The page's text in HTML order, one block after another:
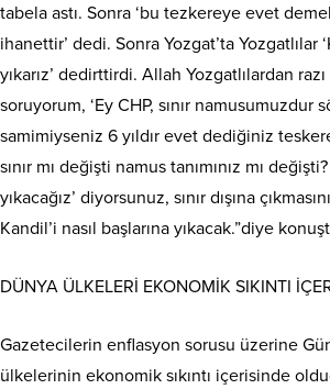
tabela astı. Sonra ‘bu tezkereye evet
ihanettir’ dedi. Sonra Yozgat’ta Yozgatlılar
yıkarız’ dedirttirdi. Allah Yozgatlılardan
soruyorum, ‘Ey CHP, sınır namusumuzdur
samimiyseniz 6 yıldır evet dediğiniz
sınır mı değişti namus tanımınız mı
yıkacağız’ diyorsunuz, sınır dışına
Kandil’i nasıl başlarına yıkacak.”diye
DÜNYA ÜLKELERİ EKONOMİK SIKINTI
Gazetecilerin enflasyon sorusu üzerine
ülkelerinin ekonomik sıkıntı içerisinde